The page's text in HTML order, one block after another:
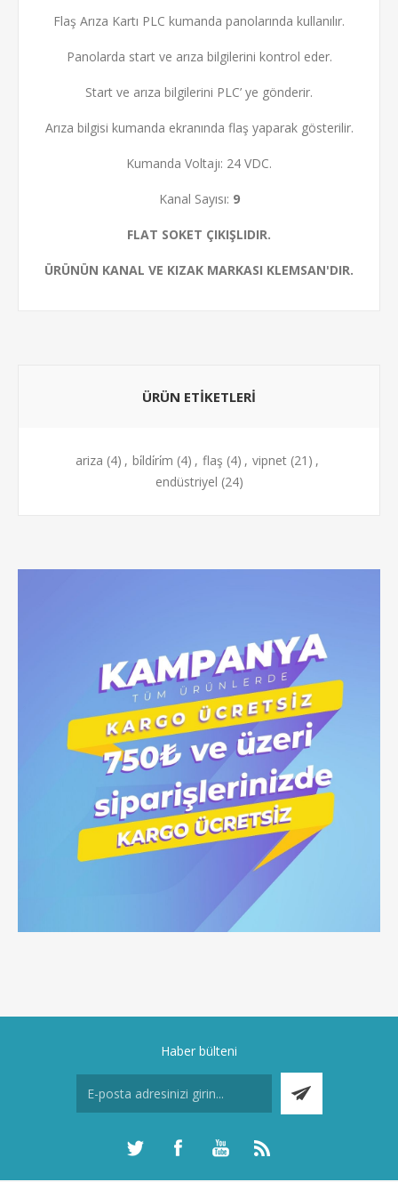
Flaş Arıza Kartı PLC kumanda panolarında kullanılır.
Panolarda start ve arıza bilgilerini kontrol eder.
Start ve arıza bilgilerini PLC’ ye gönderir.
Arıza bilgisi kumanda ekranında flaş yaparak gösterilir.
Kumanda Voltajı: 24 VDC.
Kanal Sayısı: 9
FLAT SOKET ÇIKIŞLIDIR.
ÜRÜNÜN KANAL VE KIZAK MARKASI KLEMSAN'DIR.
ÜRÜN ETIKETLERI
ariza (4) , bi̇ldi̇ri̇m (4) , flaş (4) , vipnet (21) ,
endüstriyel (24)
Haber bülteni